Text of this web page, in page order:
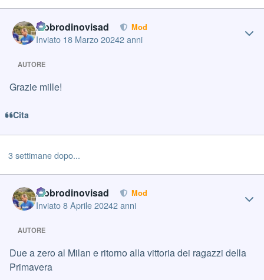
labbrodinovisad Mod
Inviato 18 Marzo 20242 anni
AUTORE
Grazie mille!
Cita
3 settimane dopo...
labbrodinovisad Mod
Inviato8 Aprile 20242 anni
AUTORE
Due a zero al Milan e ritorno alla vittoria dei ragazzi della
Primavera